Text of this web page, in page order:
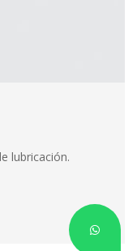
lubricación.